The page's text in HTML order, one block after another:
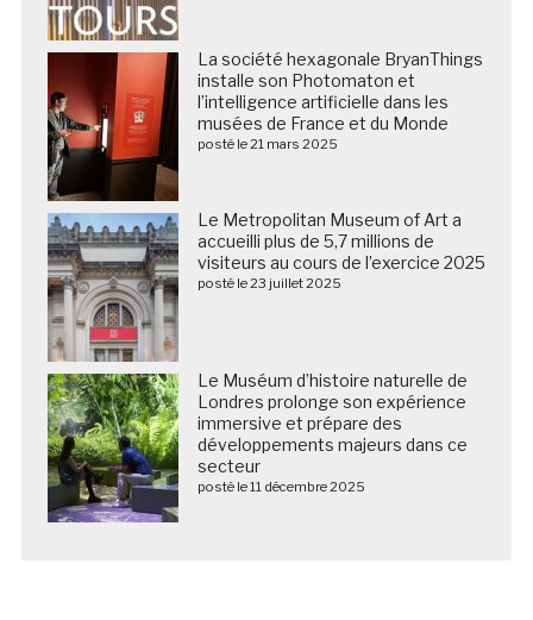
La société hexagonale BryanThings
installe son Photomaton et
l’intelligence artificielle dans les
musées de France et du Monde
posté le 21 mars 2025
Le Metropolitan Museum of Art a
accueilli plus de 5,7 millions de
visiteurs au cours de l’exercice 2025
posté le 23 juillet 2025
Le Muséum d’histoire naturelle de
Londres prolonge son expérience
immersive et prépare des
développements majeurs dans ce
secteur
posté le 11 décembre 2025